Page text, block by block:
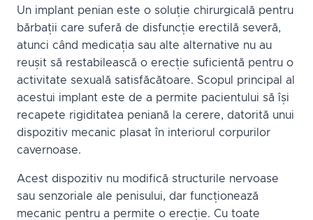
Un implant penian este o soluție chirurgicală pentru
bărbații care suferă de disfuncție erectilă severă,
atunci când medicația sau alte alternative nu au
reușit să restabilească o erecție suficientă pentru o
activitate sexuală satisfăcătoare. Scopul principal al
acestui implant este de a permite pacientului să își
recapete rigiditatea peniană la cerere, datorită unui
dispozitiv mecanic plasat în interiorul corpurilor
cavernoase.
Acest dispozitiv nu modifică structurile nervoase
sau senzoriale ale penisului, dar funcționează
mecanic pentru a permite o erecție. Cu toate